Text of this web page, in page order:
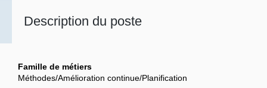
Description du poste
Famille de métiers
Méthodes/Amélioration continue/Planification